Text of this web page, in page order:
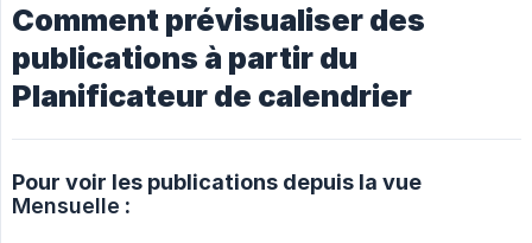
Comment prévisualiser des
publications à partir du
Planificateur de calendrier
Pour voir les publications depuis la vue
Mensuelle :